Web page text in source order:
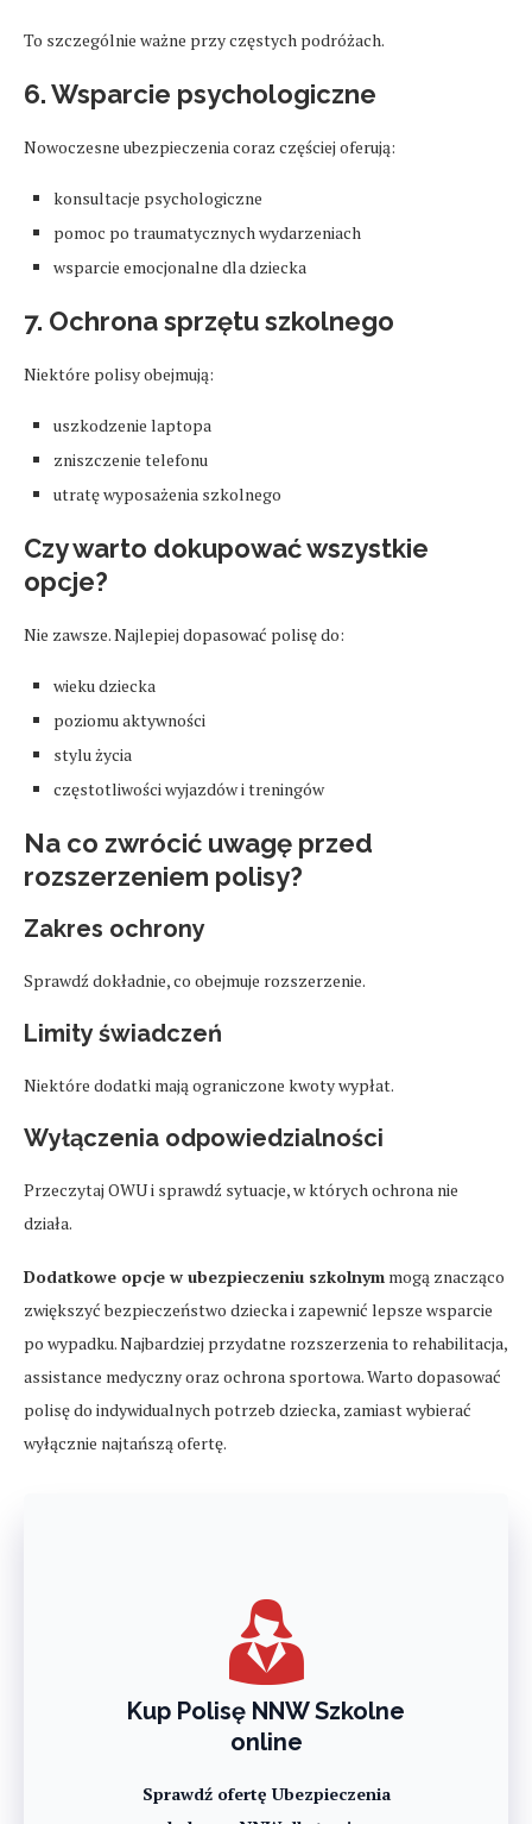
To szczególnie ważne przy częstych podróżach.
6. Wsparcie psychologiczne
Nowoczesne ubezpieczenia coraz częściej oferują:
konsultacje psychologiczne
pomoc po traumatycznych wydarzeniach
wsparcie emocjonalne dla dziecka
7. Ochrona sprzętu szkolnego
Niektóre polisy obejmują:
uszkodzenie laptopa
zniszczenie telefonu
utratę wyposażenia szkolnego
Czy warto dokupować wszystkie
opcje?
Nie zawsze. Najlepiej dopasować polisę do:
wieku dziecka
poziomu aktywności
stylu życia
częstotliwości wyjazdów i treningów
Na co zwrócić uwagę przed
rozszerzeniem polisy?
Zakres ochrony
Sprawdź dokładnie, co obejmuje rozszerzenie.
Limity świadczeń
Niektóre dodatki mają ograniczone kwoty wypłat.
Wyłączenia odpowiedzialności
Przeczytaj OWU i sprawdź sytuacje, w których ochrona nie
działa.
Dodatkowe opcje w ubezpieczeniu szkolnym mogą znacząco
zwiększyć bezpieczeństwo dziecka i zapewnić lepsze wsparcie
po wypadku. Najbardziej przydatne rozszerzenia to rehabilitacja,
assistance medyczny oraz ochrona sportowa. Warto dopasować
polisę do indywidualnych potrzeb dziecka, zamiast wybierać
wyłącznie najtańszą ofertę.
Kup Polisę NNW Szkolne
online
Sprawdź ofertę Ubezpieczenia